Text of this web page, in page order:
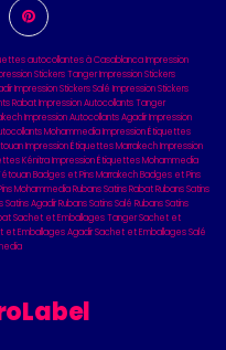
autocollantes à CasablancaImpression
Stickers TangerImpression Stickers
Impression Stickers Salé Impression Stickers
RabatImpression Autocollants Tanger
Impression Autocollants AgadirImpression
MohammediaImpression Étiquettes
Impression Étiquettes MarrakechImpression
KénitraImpression Étiquettes Mohammedia
Badges et Pins MarrakechBadges et Pins
MohammediaRubans Satins RabatRubans Satins
Satins AgadirRubans Satins Salé Rubans Satins
Sachet et Emballages TangerSachet et
et Emballages AgadirSachet et Emballages Salé